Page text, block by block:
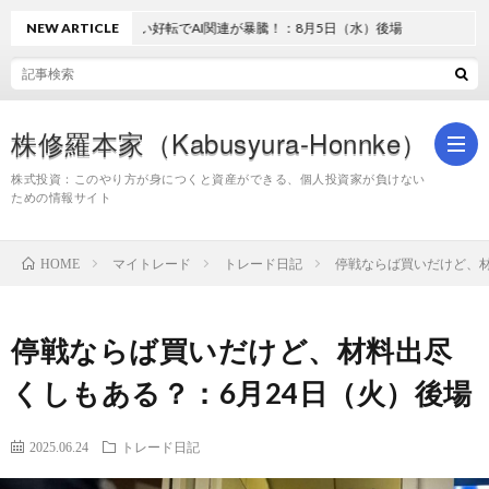
株修羅本家（Kabusyura-Honnke）
株式投資：このやり方が身につくと資産ができる、個人投資家が負けない
ための情報サイト
株
投
NEW ARTICLE
地合い好転でAI関連が暴騰！：8月5日（水）後場
HOME マイトレード トレード日記 停戦ならば買いだけど、
停戦ならば買いだけど、材料出尽
くしもある？：6月24日（火）後場
2025.06.24 トレード日記